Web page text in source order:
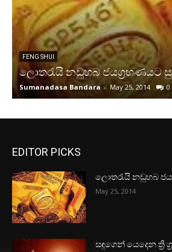
FENG SHUI
ලොතරැයි නඩුහබ ජයග්‍රහණයට
Sumanadasa Bandara - May 25, 2014 0
EDITOR PICKS
ලොතරැයි නඩුහබ
May 25, 2014
සඳුගෙන් යෙදෙන ත්‍රි